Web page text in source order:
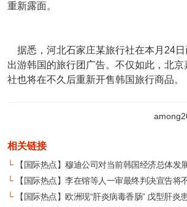
重新露面。
据悉，河北石家庄某旅行社在本月24日
出游韩国的旅行团广告。不仅如此，北
社也将在不久后重新开售韩国旅行商品。
相关链接
└【国际热点】穆迪公司对当前韩国经济总体发
└【国际热点】李在镕等人一审最终判决宣告将
└【国际热点】欧洲现“肝炎病毒香肠” 戊型肝炎